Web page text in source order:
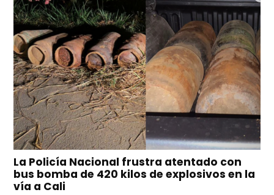
La Policía Nacional frustra atentado con
bus bomba de 420 kilos de explosivos en la
vía a Cali